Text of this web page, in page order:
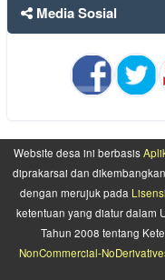
Media Sosial
Website desa ini berbasis
diprakarsai dan
dengan merujuk pada
ketentuan yang diatur dalam
Tahun 2008 tentang
NonCommercial-